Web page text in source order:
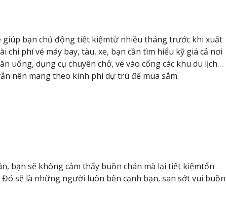
giúp bạn chủ động tiết kiệmtừ nhiều tháng trước khi xuất
chi phí vé máy bay, tàu, xe, bạn cần tìm hiểu kỹ giá cả nơi
uống, dụng cụ chuyên chở, vé vào cổng các khu du lịch…
nên mang theo kinh phí dự trù để mua sắm.
bạn sẽ không cảm thấy buồn chán mà lại tiết kiệmtổn
Đó sẽ là những người luôn bên cạnh bạn, san sớt vui buồn